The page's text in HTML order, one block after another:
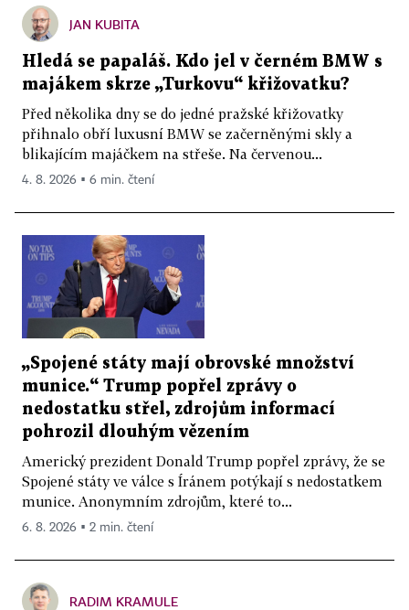
JAN KUBITA
Hledá se papaláš. Kdo jel v černém BMW s
majákem skrze „Turkovu“ křižovatku?
Před několika dny se do jedné pražské křižovatky
přihnalo obří luxusní BMW se začerněnými skly a
blikajícím majáčkem na střeše. Na červenou...
4. 8. 2026 ▪ 6 min. čtení
„Spojené státy mají obrovské množství
munice.“ Trump popřel zprávy o
nedostatku střel, zdrojům informací
pohrozil dlouhým vězením
Americký prezident Donald Trump popřel zprávy, že se
Spojené státy ve válce s Íránem potýkají s nedostatkem
munice. Anonymním zdrojům, které to...
6. 8. 2026 ▪ 2 min. čtení
RADIM KRAMULE